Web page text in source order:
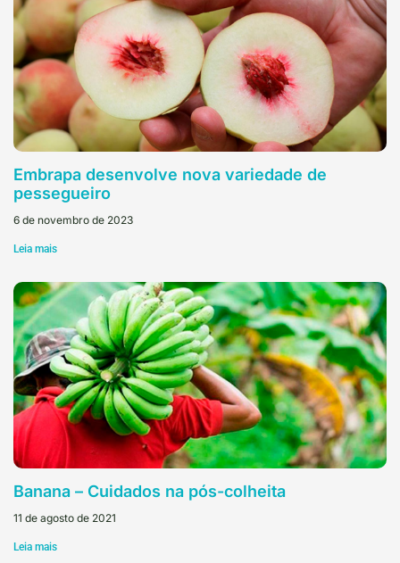
Embrapa desenvolve nova variedade de
pessegueiro
6 de novembro de 2023
Leia mais
Banana – Cuidados na pós-colheita
11 de agosto de 2021
Leia mais